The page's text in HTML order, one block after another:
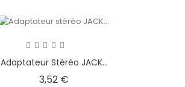
Adaptateur Stéréo JACK...
3,52 €